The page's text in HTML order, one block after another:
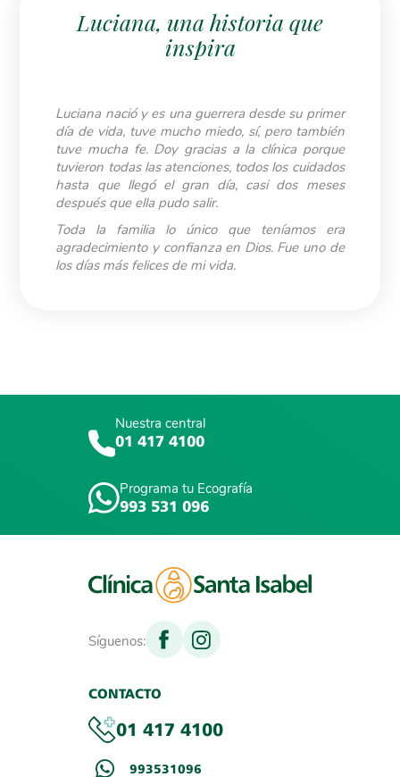
Luciana, una historia que
inspira
Luciana nació y es una guerrera desde su primer
día de vida, tuve mucho miedo, sí, pero también
tuve mucha fe. Doy gracias a la clínica porque
tuvieron todas las atenciones, todos los cuidados
hasta que llegó el gran día, casi dos meses
después que ella pudo salir.
Toda la familia lo único que teníamos era
agradecimiento y confianza en Dios. Fue uno de
los días más felices de mi vida.
Nuestra central
01 417 4100
Programa tu Ecografía
993 531 096
Síguenos:
CONTACTO
01 417 4100
993531096